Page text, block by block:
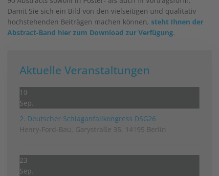
Damit Sie sich ein Bild von den vielseitigen und qualitativ
hochstehenden Beiträgen machen können, steht Ihnen der
Abstract-Band hier zum Download zur Verfügung.
Aktuelle Veranstaltungen
10
Sep.
2. Deutscher Schlag­anfall­kongress DSG26
Henry-Ford-Bau, Garystraße 35, 14195 Berlin
23
Sep.